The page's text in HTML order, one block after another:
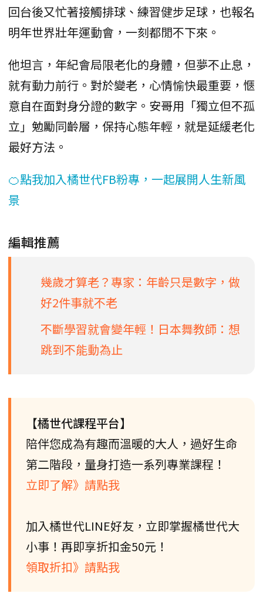
回台後又忙著接觸排球、練習健步足球，也報名
明年世界壯年運動會，一刻都閒不下來。
他坦言，年紀會局限老化的身體，但夢不止息，
就有動力前行。對於變老，心情愉快最重要，愜
意自在面對身分證的數字。安哥用「獨立但不孤
立」勉勵同齡層，保持心態年輕，就是延緩老化
最好方法。
🍊點我加入橘世代FB粉專，一起展開人生新風
景
編輯推薦
幾歲才算老？專家：年齡只是數字，做
好2件事就不老
不斷學習就會變年輕！日本舞教師：想
跳到不能動為止
【橘世代課程平台】
陪伴您成為有趣而溫暖的大人，過好生命
第二階段，量身打造一系列專業課程！
立即了解》請點我
加入橘世代LINE好友，立即掌握橘世代大
小事！再即享折扣金50元！
領取折扣》請點我